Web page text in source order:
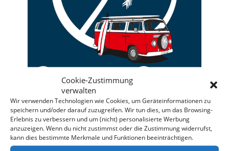
Cookie-Zustimmung
verwalten
Wir verwenden Technologien wie Cookies, um Geräteinformationen zu
speichern und/oder darauf zuzugreifen. Wir tun dies, um das Browsing-
Erlebnis zu verbessern und um (nicht) personalisierte Werbung
anzuzeigen. Wenn du nicht zustimmst oder die Zustimmung widerrufst,
kann dies bestimmte Merkmale und Funktionen beeinträchtigen.
Deine individuelle Beratung bei der Campermiete
in Deutschland und Europa.
Bei einer Anfrage über diesen Banner erhältst Du